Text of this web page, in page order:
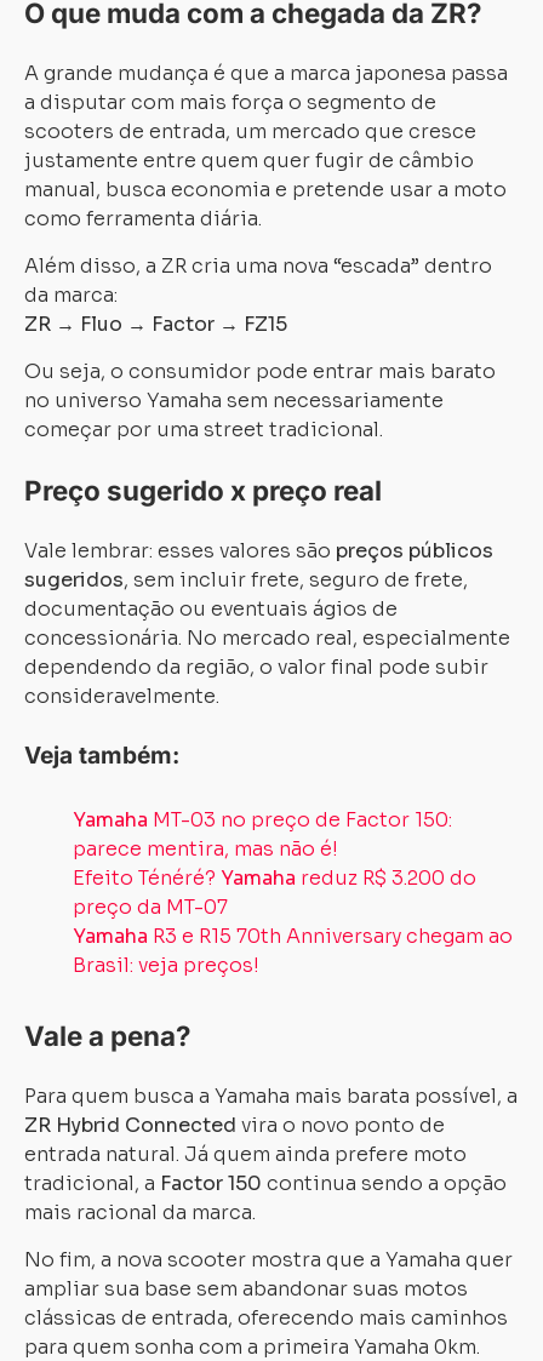
O que muda com a chegada da ZR?
A grande mudança é que a marca japonesa passa
a disputar com mais força o segmento de
scooters de entrada, um mercado que cresce
justamente entre quem quer fugir de câmbio
manual, busca economia e pretende usar a moto
como ferramenta diária.
Além disso, a ZR cria uma nova “escada” dentro
da marca:
ZR → Fluo → Factor → FZ15
Ou seja, o consumidor pode entrar mais barato
no universo Yamaha sem necessariamente
começar por uma street tradicional.
Preço sugerido x preço real
Vale lembrar: esses valores são preços públicos
sugeridos, sem incluir frete, seguro de frete,
documentação ou eventuais ágios de
concessionária. No mercado real, especialmente
dependendo da região, o valor final pode subir
consideravelmente.
Veja também:
Yamaha MT-03 no preço de Factor 150:
parece mentira, mas não é!
Efeito Ténéré? Yamaha reduz R$ 3.200 do
preço da MT-07
Yamaha R3 e R15 70th Anniversary chegam ao
Brasil: veja preços!
Vale a pena?
Para quem busca a Yamaha mais barata possível, a
ZR Hybrid Connected vira o novo ponto de
entrada natural. Já quem ainda prefere moto
tradicional, a Factor 150 continua sendo a opção
mais racional da marca.
No fim, a nova scooter mostra que a Yamaha quer
ampliar sua base sem abandonar suas motos
clássicas de entrada, oferecendo mais caminhos
para quem sonha com a primeira Yamaha 0km.
Carregando...
Carregando...